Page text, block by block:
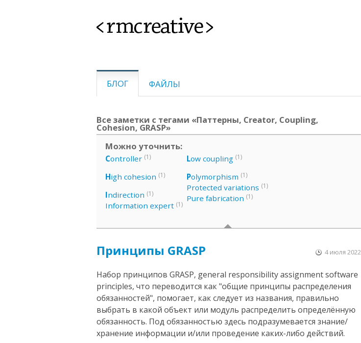
<rmcreative>
БЛОГ ФАЙЛЫ
Все заметки с тегами «Паттерны, Creator, Coupling,
Cohesion, GRASP»
Можно уточнить:
Controller (1)
High cohesion (1)
Indirection (1)
Information expert (1)
Low coupling (1)
Polymorphism (1)
Protected variations (1)
Pure fabrication (1)
Принципы GRASP 4 июля 2022
Набор принципов GRASP, general responsibility assignment software
principles, что переводится как "общие принципы распределения
обязанностей", помогает, как следует из названия, правильно
выбрать в какой объект или модуль распределить определённую
обязанность. Под обязанностью здесь подразумевается знание/
хранение информации и/или проведение каких-либо действий.